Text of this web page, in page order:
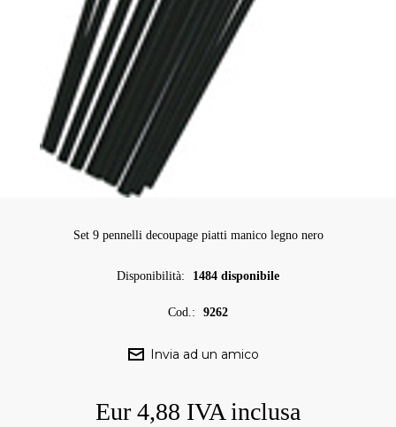
Set 9 pennelli decoupage piatti manico legno nero
Disponibilità: 1484 disponibile
Cod.: 9262
Eur 4,88 IVA inclusa